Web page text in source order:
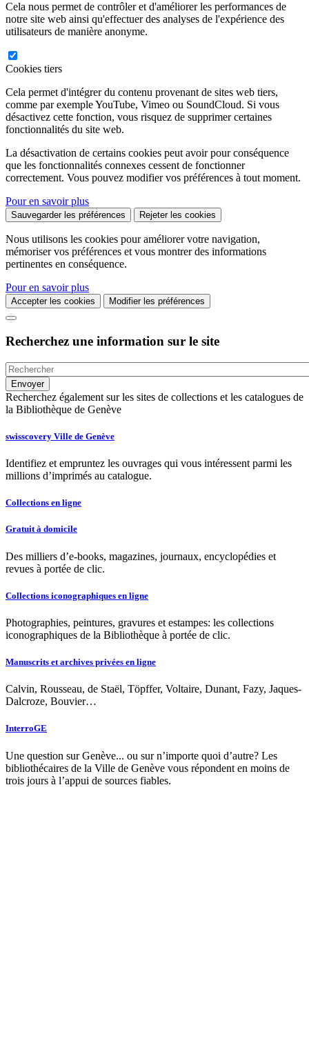
Cela nous permet de contrôler et d'améliorer les performances de
notre site web ainsi qu'effectuer des analyses de l'expérience des
utilisateurs de manière anonyme.
Cookies tiers
Cela permet d'intégrer du contenu provenant de sites web tiers,
comme par exemple YouTube, Vimeo ou SoundCloud. Si vous
désactivez cette fonction, vous risquez de supprimer certaines
fonctionnalités du site web.
La désactivation de certains cookies peut avoir pour conséquence
que les fonctionnalités connexes cessent de fonctionner
correctement. Vous pouvez modifier vos préférences à tout moment.
Pour en savoir plus
Sauvegarder les préférences Rejeter les cookies
Nous utilisons les cookies pour améliorer votre navigation,
mémoriser vos préférences et vous montrer des informations
pertinentes en conséquence.
Pour en savoir plus
Accepter les cookies Modifier les préférences
Recherchez une information sur le site
Recherchez également sur les sites de collections et les catalogues de
la Bibliothèque de Genève
swisscovery Ville de Genève
Identifiez et empruntez les ouvrages qui vous intéressent parmi les
millions d’imprimés au catalogue.
Collections en ligne
Gratuit à domicile
Des milliers d’e-books, magazines, journaux, encyclopédies et
revues à portée de clic.
Collections iconographiques en ligne
Photographies, peintures, gravures et estampes: les collections
iconographiques de la Bibliothèque à portée de clic.
Manuscrits et archives privées en ligne
Calvin, Rousseau, de Staël, Töpffer, Voltaire, Dunant, Fazy, Jaques-
Dalcroze, Bouvier…
InterroGE
Une question sur Genève... ou sur n’importe quoi d’autre? Les
bibliothécaires de la Ville de Genève vous répondent en moins de
trois jours à l’appui de sources fiables.